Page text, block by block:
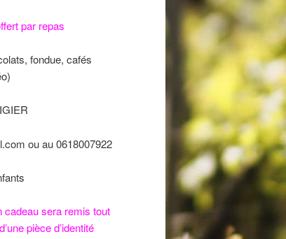
par repas
fondue, cafés
ou au 0618007922
cadeau sera remis tout
pièce d’identité